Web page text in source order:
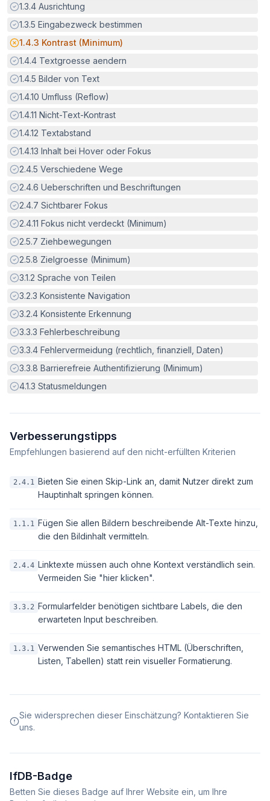
Erfüllt:
1.3.4 Ausrichtung
Erfüllt:
1.3.5 Eingabezweck bestimmen
Potenzielle Barriere:
1.4.3 Kontrast (Minimum)
Erfüllt:
1.4.4 Textgroesse aendern
Erfüllt:
1.4.5 Bilder von Text
Erfüllt:
1.4.10 Umfluss (Reflow)
Erfüllt:
1.4.11 Nicht-Text-Kontrast
Erfüllt:
1.4.12 Textabstand
Erfüllt:
1.4.13 Inhalt bei Hover oder Fokus
Erfüllt:
2.4.5 Verschiedene Wege
Erfüllt:
2.4.6 Ueberschriften und Beschriftungen
Erfüllt:
2.4.7 Sichtbarer Fokus
Erfüllt:
2.4.11 Fokus nicht verdeckt (Minimum)
Erfüllt:
2.5.7 Ziehbewegungen
Erfüllt:
2.5.8 Zielgroesse (Minimum)
Erfüllt:
3.1.2 Sprache von Teilen
Erfüllt:
3.2.3 Konsistente Navigation
Erfüllt:
3.2.4 Konsistente Erkennung
Erfüllt:
3.3.3 Fehlerbeschreibung
Erfüllt:
3.3.4 Fehlervermeidung (rechtlich, finanziell, Daten)
Erfüllt:
3.3.8 Barrierefreie Authentifizierung (Minimum)
Erfüllt:
4.1.3 Statusmeldungen
Verbesserungstipps
Empfehlungen basierend auf den nicht-erfüllten Kriterien
2.4.1 Bieten Sie einen Skip-Link an, damit Nutzer direkt zum
Hauptinhalt springen können.
1.1.1 Fügen Sie allen Bildern beschreibende Alt-Texte hinzu,
die den Bildinhalt vermitteln.
2.4.4 Linktexte müssen auch ohne Kontext verständlich sein.
Vermeiden Sie "hier klicken".
3.3.2 Formularfelder benötigen sichtbare Labels, die den
erwarteten Input beschreiben.
1.3.1 Verwenden Sie semantisches HTML (Überschriften,
Listen, Tabellen) statt rein visueller Formatierung.
Sie widersprechen dieser Einschätzung? Kontaktieren Sie
uns.
IfDB-Badge
Betten Sie dieses Badge auf Ihrer Website ein, um Ihre